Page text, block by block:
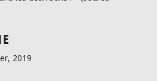
2019